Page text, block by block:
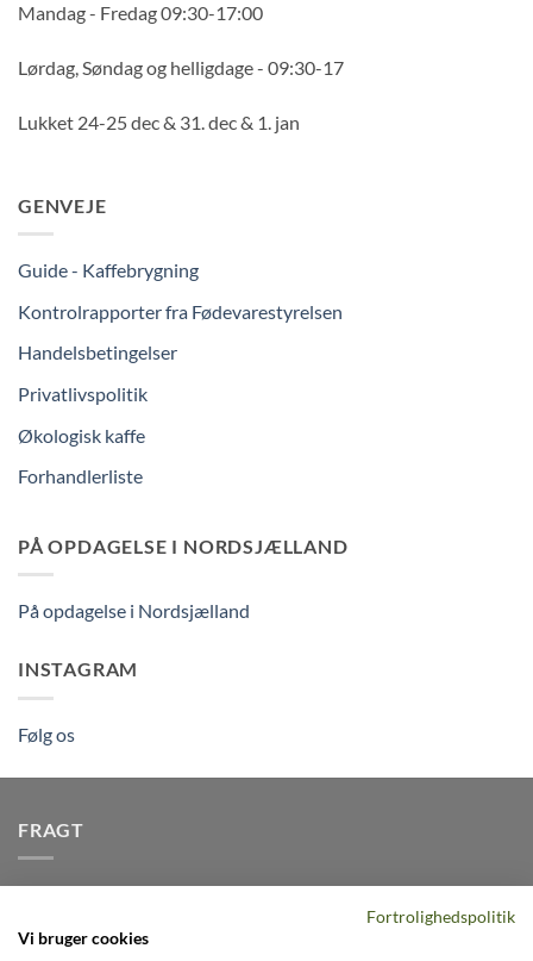
Mandag - Fredag 09:30-17:00
Lørdag, Søndag og helligdage - 09:30-17
Lukket 24-25 dec & 31. dec & 1. jan
GENVEJE
Guide - Kaffebrygning
Kontrolrapporter fra Fødevarestyrelsen
Handelsbetingelser
Privatlivspolitik
Økologisk kaffe
Forhandlerliste
PÅ OPDAGELSE I NORDSJÆLLAND
På opdagelse i Nordsjælland
INSTAGRAM
Følg os
FRAGT
på alle pakker - Husk der er fri
levering på alle ordre over DKK395
Fortrolighedspolitik
Vi bruger cookies